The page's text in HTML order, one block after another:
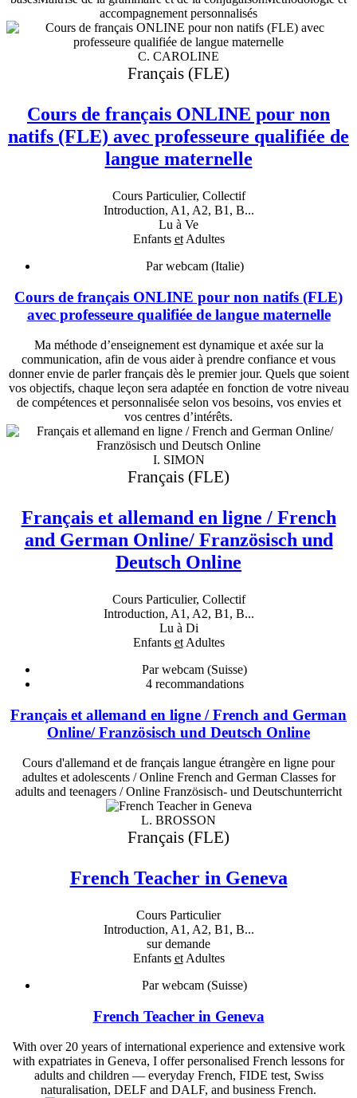
accompagnement personnalisés
C. CAROLINE
Français (FLE)
Cours de français ONLINE pour non
natifs (FLE) avec professeure qualifiée de
langue maternelle
Cours Particulier, Collectif
Introduction, A1, A2, B1, B...
Lu à Ve
Enfants etAdultes
Par webcam (Italie)
Cours de français ONLINE pour non natifs (FLE)
avec professeure qualifiée de langue maternelle
Ma méthode d’enseignement est dynamique et axée sur la
communication, afin de vous aider à prendre confiance et vous
donner envie de parler français dès le premier jour. Quels que soient
vos objectifs, chaque leçon sera adaptée en fonction de votre niveau
de compétences et personnalisée selon vos besoins, vos envies et
vos centres d’intérêts.
I. SIMON
Français (FLE)
Français et allemand en ligne / French
and German Online/ Französisch und
Deutsch Online
Cours Particulier, Collectif
Introduction, A1, A2, B1, B...
Lu à Di
Enfants etAdultes
Par webcam (Suisse)
4recommandations
Français et allemand en ligne / French and German
Online/ Französisch und Deutsch Online
Cours d'allemand et de français langue étrangère en ligne pour
adultes et adolescents / Online French and German Classes for
adults and teenagers / Online Französisch- und Deutschunterricht
L. BROSSON
Français (FLE)
French Teacher in Geneva
Cours Particulier
Introduction, A1, A2, B1, B...
sur demande
Enfants etAdultes
Par webcam (Suisse)
French Teacher in Geneva
With over 20 years of international experience and extensive work
with expatriates in Geneva, I offer personalised French lessons for
adults and children — everyday French, FIDE test, Swiss
naturalisation, DELF and DALF, and business French.